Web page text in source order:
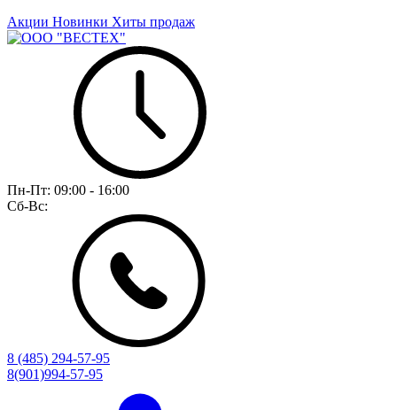
Акции Новинки Хиты продаж
Пн-Пт: 09:00 - 16:00
Сб-Вс:
8 (485) 294-57-95
8(901)994-57-95